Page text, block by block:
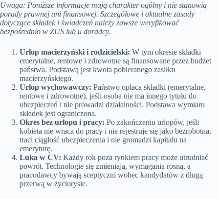
Uwaga: Poniższe informacje mają charakter ogólny i nie stanowią
porady prawnej ani finansowej. Szczegółowe i aktualne zasady
dotyczące składek i świadczeń należy zawsze weryfikować
bezpośrednio w ZUS lub u doradcy.
Urlop macierzyński i rodzicielski: W tym okresie składki
emerytalne, rentowe i zdrowotne są finansowane przez budżet
państwa. Podstawą jest kwota pobieranego zasiłku
macierzyńskiego.
Urlop wychowawczy: Państwo opłaca składki (emerytalne,
rentowe i zdrowotne), jeśli osoba nie ma innego tytułu do
ubezpieczeń i nie prowadzi działalności. Podstawa wymiaru
składek jest ograniczona.
Okres bez urlopu i pracy: Po zakończeniu urlopów, jeśli
kobieta nie wraca do pracy i nie rejestruje się jako bezrobotna,
traci ciągłość ubezpieczenia i nie gromadzi kapitału na
emeryturę.
Luka w CV: Każdy rok poza rynkiem pracy może utrudniać
powrót. Technologie się zmieniają, wymagania rosną, a
pracodawcy bywają sceptyczni wobec kandydatów z długą
przerwą w życiorysie.